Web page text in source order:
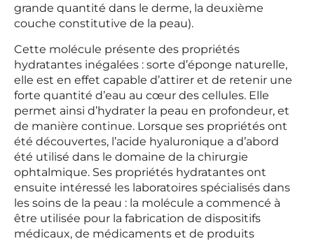
grande quantité dans le derme, la deuxième
couche constitutive de la peau).
Cette molécule présente des propriétés
hydratantes inégalées : sorte d’éponge naturelle,
elle est en effet capable d’attirer et de retenir une
forte quantité d’eau au cœur des cellules. Elle
permet ainsi d’hydrater la peau en profondeur, et
de manière continue. Lorsque ses propriétés ont
été découvertes, l’acide hyaluronique a d’abord
été utilisé dans le domaine de la chirurgie
ophtalmique. Ses propriétés hydratantes ont
ensuite intéressé les laboratoires spécialisés dans
les soins de la peau : la molécule a commencé à
être utilisée pour la fabrication de dispositifs
médicaux, de médicaments et de produits